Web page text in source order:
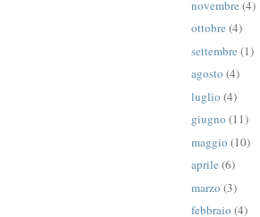
novembre (4)
ottobre (4)
settembre (1)
agosto (4)
luglio (4)
giugno (11)
maggio (10)
aprile (6)
marzo (3)
febbraio (4)